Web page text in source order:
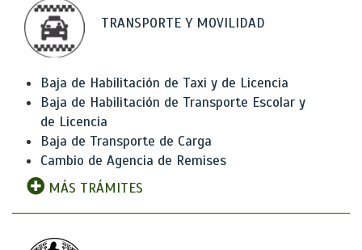
TRANSPORTE Y MOVILIDAD
Baja de Habilitación de Taxi y de Licencia
Baja de Habilitación de Transporte Escolar y
de Licencia
Baja de Transporte de Carga
Cambio de Agencia de Remises
MÁS TRÁMITES